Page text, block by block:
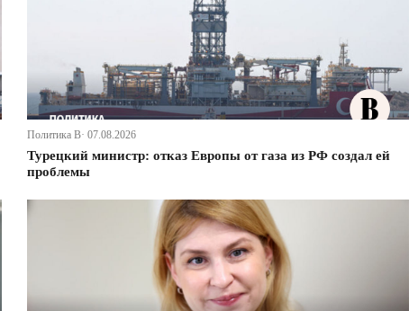
Политика В· 07.08.2026
Турецкий министр: отказ Европы от газа из РФ создал ей
проблемы